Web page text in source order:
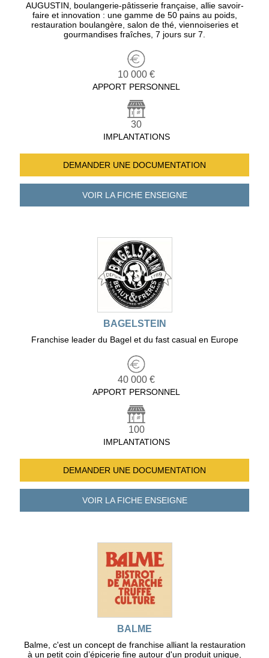
AUGUSTIN, boulangerie-pâtisserie française, allie savoir-
faire et innovation : une gamme de 50 pains au poids,
restauration boulangère, salon de thé, viennoiseries et
gourmandises fraîches, 7 jours sur 7.
10 000 €
APPORT PERSONNEL
30
IMPLANTATIONS
DEMANDER UNE DOCUMENTATION
VOIR LA FICHEENSEIGNE
BAGELSTEIN
Franchise leader du Bagel et du fast casual en Europe
40 000 €
APPORT PERSONNEL
100
IMPLANTATIONS
DEMANDER UNE DOCUMENTATION
VOIR LA FICHEENSEIGNE
BALME
Balme, c'est un concept de franchise alliant la restauration
à un petit coin d’épicerie fine autour d'un produit unique,